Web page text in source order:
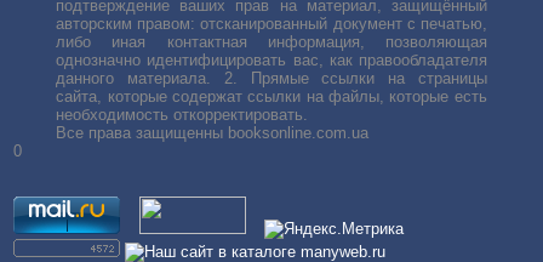
подтверждение ваших прав на материал, защищённый
авторским правом: отсканированный документ с печатью,
либо иная контактная информация, позволяющая
однозначно идентифицировать вас, как правообладателя
данного материала. 2. Прямые ссылки на страницы
сайта, которые содержат ссылки на файлы, которые есть
необходимость откорректировать.
Все права защищенны booksonline.com.ua
0